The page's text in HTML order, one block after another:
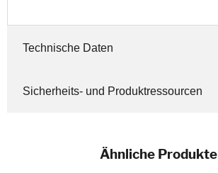
Technische Daten
Sicherheits- und Produktressourcen
Ähnliche Produkte